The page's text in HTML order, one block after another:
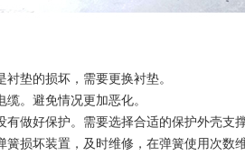
垫的损坏，需要更换衬垫。
。避免情况更加恶化。
做好保护。需要选择合适的保护外壳支
损坏装置，及时维修，在弹簧使用次数